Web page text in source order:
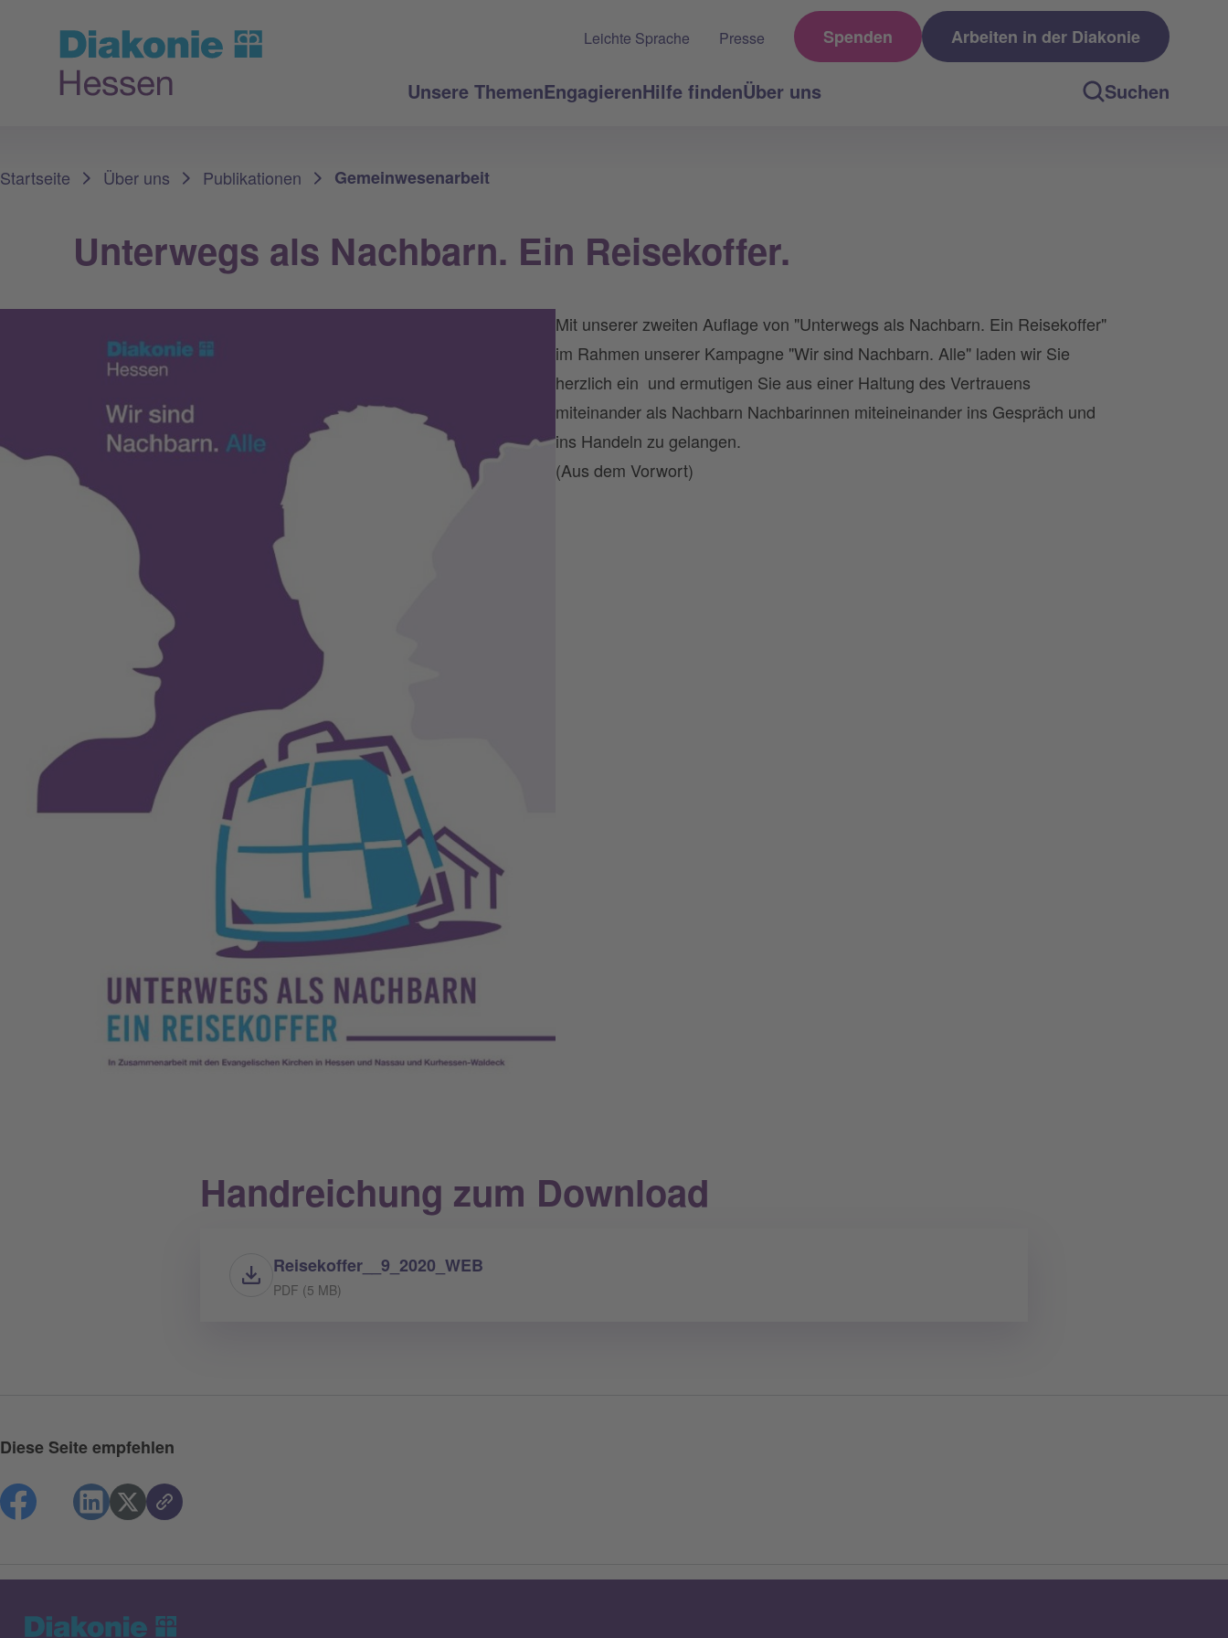
Unsere ThemenEngagierenHilfe findenÜber uns Suchen
Leichte Sprache Presse Spenden Arbeiten in der Diakonie
Startseite Über uns Publikationen Gemeinwesenarbeit
Unterwegs als Nachbarn. Ein Reisekoffer.
Mit unserer zweiten Auflage von "Unterwegs als Nachbarn. Ein Reisekoffer"
im Rahmen unserer Kampagne "Wir sind Nachbarn. Alle" laden wir Sie
herzlich ein und ermutigen Sie aus einer Haltung des Vertrauens
miteinander als Nachbarn Nachbarinnen miteineinander ins Gespräch und
ins Handeln zu gelangen.
(Aus dem Vorwort)
Handreichung zum Download
Reisekoffer__9_2020_WEB
PDF (5 MB)
Diese Seite empfehlen